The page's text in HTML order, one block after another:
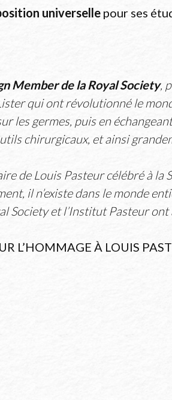
universellepour ses
Member de la Royal Society,
qui ont révolutionné le
les germes, puis en
chirurgicaux, et ainsi
de Louis Pasteur célébré à
il n’existe dans le monde
Society et l’Institut Pasteur
L’HOMMAGE À LOUIS